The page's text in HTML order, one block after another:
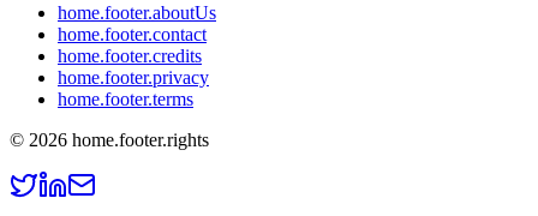
home.footer.aboutUs
home.footer.contact
home.footer.credits
home.footer.privacy
home.footer.terms
© 2026 home.footer.rights